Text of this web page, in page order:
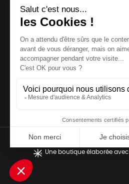
Maison
Bien-être
Epicerie
Papeterie
Livres
Une boutique élaborée avec